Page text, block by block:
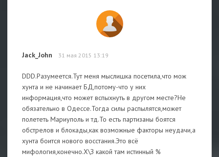
Jack_John 31 мая 2015 13:19
DDD.Разумеется.Тут меня мыслишка посетила,что мож
хунта и не начинает БД,потому-что у них
информация,что может вспыхнуть в другом месте?Не
обязательно в Одессе.Тогда силы распылятся,может
полететь Мариуполь и тд.То есть партизаны боятся
обстрелов и блокады,как возможные факторы неудачи,а
хунта боится нового восстания.Это всё
мифология,конечно.Х\З какой там истинный %